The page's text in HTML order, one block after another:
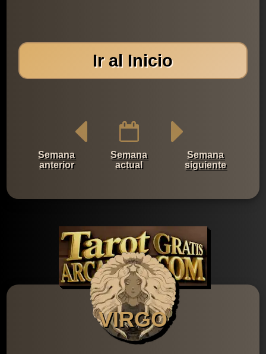
Ir al Inicio
Semana
anterior
Semana
actual
Semana
siguiente
VIRGO